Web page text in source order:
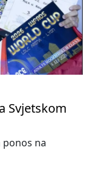
Svjetskom
ponos na